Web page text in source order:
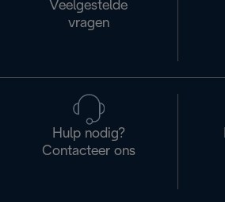
Veelgestelde
vragen
Hulp nodig?
Contacteer ons